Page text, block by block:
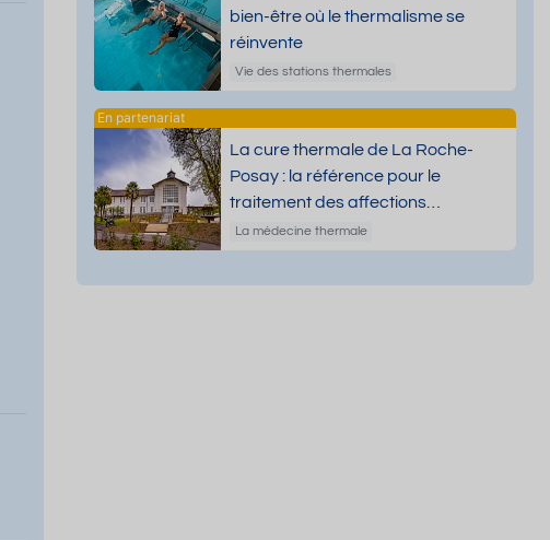
bien-être où le thermalisme se
réinvente
Vie des stations thermales
La cure thermale de La Roche-
Posay : la référence pour le
traitement des affections
dermatologiques
La médecine thermale